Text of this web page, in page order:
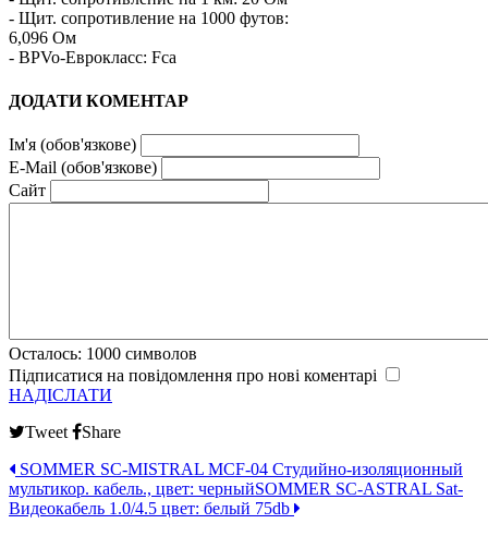
- Щит. сопротивление на 1000 футов:
6,096 Ом
- BPVo-Еврокласс: Fca
ДОДАТИ КОМЕНТАР
Ім'я (обов'язкове)
E-Mail (обов'язкове)
Сайт
Осталось: 1000 символов
Підписатися на повідомлення про нові коментарі
НАДІСЛАТИ
Tweet
Share
SOMMER SC-MISTRAL MCF-04 Студийно-изоляционный
мультикор. кабель., цвет: черныйSOMMER SC-ASTRAL Sat-
Видеокабель 1.0/4.5 цвет: белый 75db